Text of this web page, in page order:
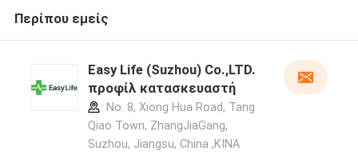
Περίπου εμείς
Easy Life (Suzhou) Co.,LTD.
προφίλ κατασκευαστή
No. 8, Xiong Hua Road, Tang
Qiao Town, ZhangJiaGang,
Suzhou, Jiangsu, China ,ΚΙΝΑ